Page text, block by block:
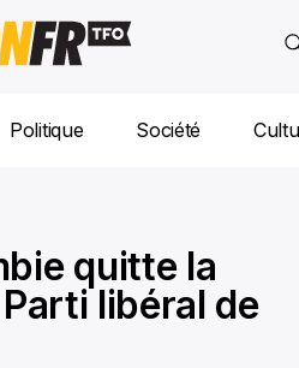
Politique Société
quitte la
libéral de